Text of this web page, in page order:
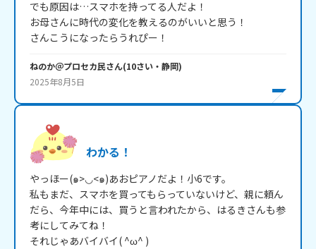
でも原因は…スマホを持ってる人だよ！
お母さんに時代の変化を教えるのがいいと思う！
さんこうになったらうれぴー！
ねのか＠プロセカ民さん(10さい・ 静岡)
2025年8月5日
わかる！
やっほー(๑>◡<๑)あおピアノだよ！小6です。
私もまだ、スマホを買ってもらっていないけど、親に頼ん
だら、今年中には、買うと言われたから、はるきさんも参
考にしてみてね！
それじゃあバイバイ( ^ω^ )